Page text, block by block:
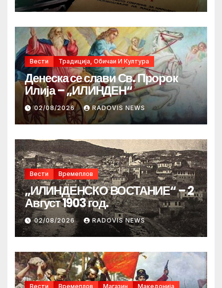
Вести Традиција, Обичаи И Култура
Денеска се слави Св. Пророк
Илија – „ИЛИНДЕН“
02/08/2026 RADOVIS NEWS
Вести Времеплов
„ИЛИНДЕНСКО ВОСТАНИЕ“ – 2
Август 1903 год.
02/08/2026 RADOVIS NEWS
Вести Времеплов Магазин Македонија